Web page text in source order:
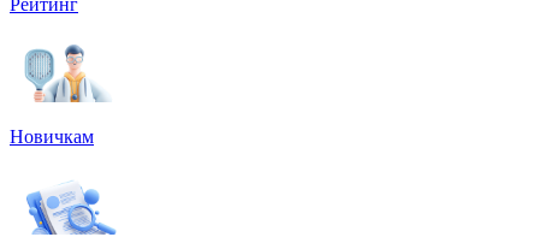
Рейтинг
Новичкам